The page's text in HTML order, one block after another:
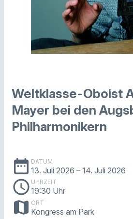
Weltklasse-Oboist
Mayer bei den
Philharmonikern
date_range DATUM
13. Juli 2026 – 14. Juli 2026
schedule UHRZEIT
19:30 Uhr
map ORT
Kongress am Park